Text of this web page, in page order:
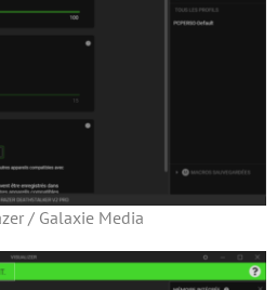
/ Galaxie Media